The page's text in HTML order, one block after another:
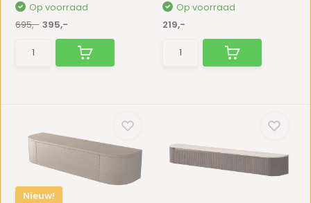
Op voorraad
695,- 395,-
Op voorraad
219,-
Nieuw!